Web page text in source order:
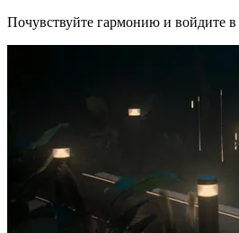
Почувствуйте гармонию и войдите в